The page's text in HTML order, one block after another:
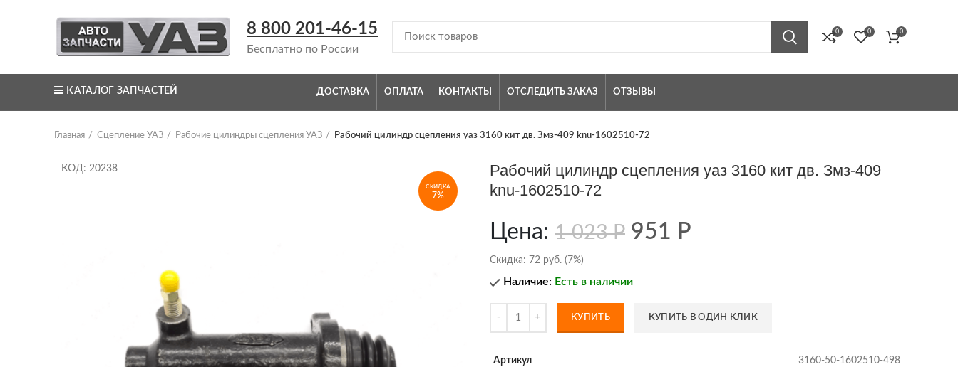
8 800 201-46-15
Бесплатно по России
0 0 0
КАТАЛОГ ЗАПЧАСТЕЙ ДОСТАВКА ОПЛАТА КОНТАКТЫ ОТСЛЕДИТЬ ЗАКАЗ ОТЗЫВЫ
Главная Сцепление УАЗ Рабочие цилиндры сцепления УАЗ Рабочий цилиндр сцепления уаз 3160 кит дв. Змз-409 knu-1602510-72
КОД: 20238
СКИДКА
7%
Рабочий цилиндр сцепления уаз 3160 кит дв. Змз-409
knu-1602510-72
Цена: 1 023Р 951 Р
Скидка: 72 руб. (7%)
Наличие: Есть в наличии
КУПИТЬ КУПИТЬ В ОДИН КЛИК
Артикул 3160-50-1602510-498